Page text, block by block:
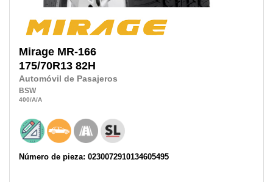
Mirage MR-166
175/70R13 82H
Automóvil de Pasajeros
BSW
400/A/A
Número de pieza: 0230072910134605495